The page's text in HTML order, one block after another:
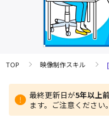
TOP 映像制作スキル
最終更新日が5年以上前
ます。ご注意ください。